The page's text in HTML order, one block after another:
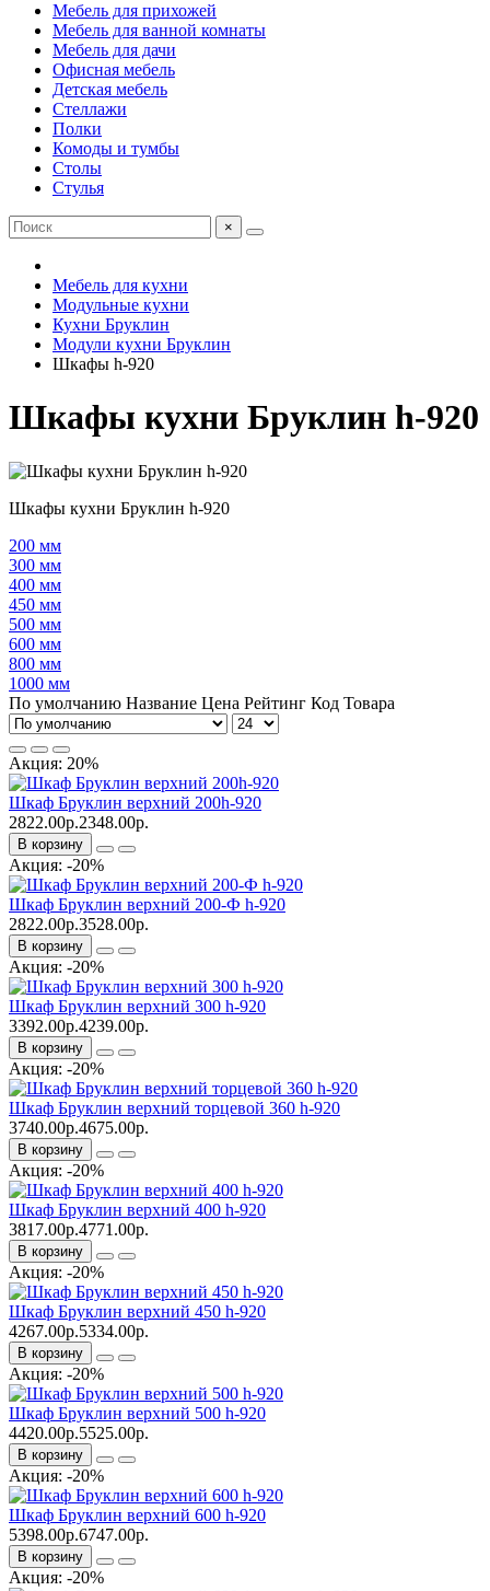
Мебель для прихожей
Мебель для ванной комнаты
Мебель для дачи
Офисная мебель
Детская мебель
Стеллажи
Полки
Комоды и тумбы
Столы
Стулья
×
Мебель для кухни
Модульные кухни
Кухни Бруклин
Модули кухни Бруклин
Шкафы h-920
Шкафы кухни Бруклин h-920
Шкафы кухни Бруклин h-920
200 мм
300 мм
400 мм
450 мм
500 мм
600 мм
800 мм
1000 мм
По умолчанию Название Цена Рейтинг Код Товара
Акция: 20%
Шкаф Бруклин верхний 200h-920
2822.00р.2348.00р.
В корзину
Акция: -20%
Шкаф Бруклин верхний 200-Ф h-920
2822.00р.3528.00р.
В корзину
Акция: -20%
Шкаф Бруклин верхний 300 h-920
3392.00р.4239.00р.
В корзину
Акция: -20%
Шкаф Бруклин верхний торцевой 360 h-920
3740.00р.4675.00р.
В корзину
Акция: -20%
Шкаф Бруклин верхний 400 h-920
3817.00р.4771.00р.
В корзину
Акция: -20%
Шкаф Бруклин верхний 450 h-920
4267.00р.5334.00р.
В корзину
Акция: -20%
Шкаф Бруклин верхний 500 h-920
4420.00р.5525.00р.
В корзину
Акция: -20%
Шкаф Бруклин верхний 600 h-920
5398.00р.6747.00р.
В корзину
Акция: -20%